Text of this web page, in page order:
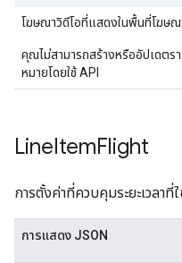
โฆษณาวิดีโอที่แสดงในพื้นที่โฆษ
คุณไม่สามารถสร้างหรืออัปเดตร
หมายโดยใช้ API
LineItemFlight
การตั้งค่าที่ควบคุมระยะเวลา
การแสดง JSON